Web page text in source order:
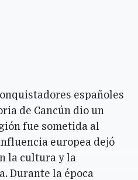
españoles
de Cancún dio un
fue sometida al
europea dejó
la cultura y la
Durante la época